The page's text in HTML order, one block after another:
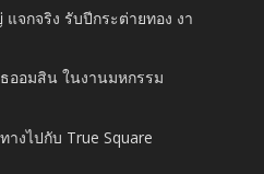
จกจริง รับปีกระต่ายทอง งา
ออมสิน ในงานมหกรรม
างไปกับ True Square